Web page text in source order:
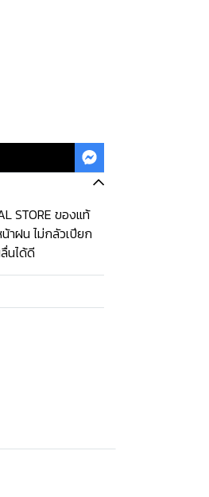
STORE ของแท้
าฝน ไม่กลัวเปียก
นได้ดี